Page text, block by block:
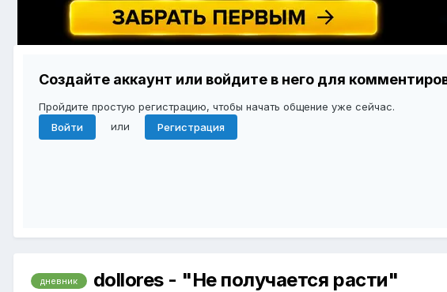
Создайте аккаунт или войдите в него для
Пройдите простую регистрацию, чтобы начать общение уже сейчас.
Войти
или Регистрация
дневник dollores - "Не получается расти"